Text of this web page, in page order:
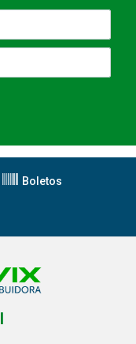
Boletos